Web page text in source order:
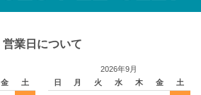
営業日について
金 土
2026年9月
日
月 火 水 木 金 土